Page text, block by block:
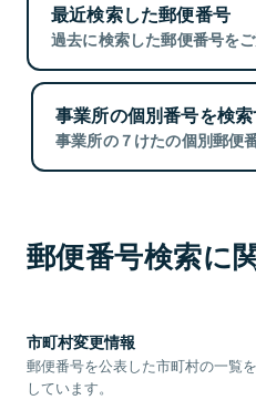
最近検索した郵便番号
過去に検索した郵便番号をご
事業所の個別番号を検
事業所の７けたの個別郵便
郵便番号検索に
市町村変更情報
郵便番号を公表した市町村の一覧
しています。